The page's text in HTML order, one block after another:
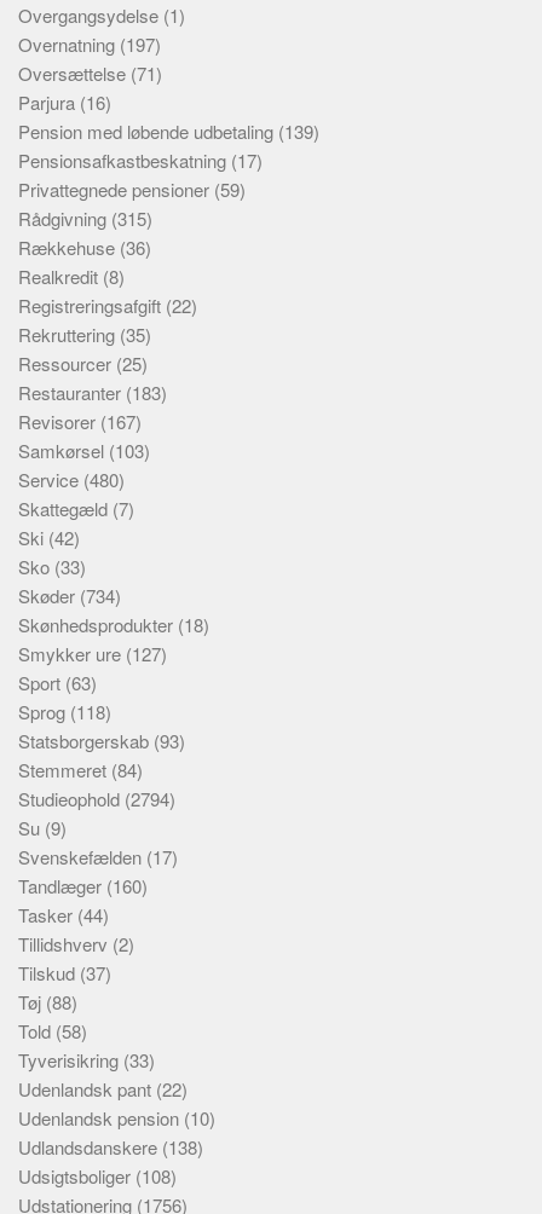
Overgangsydelse (1)
Overnatning (197)
Oversættelse (71)
Parjura (16)
Pension med løbende udbetaling (139)
Pensionsafkastbeskatning (17)
Privattegnede pensioner (59)
Rådgivning (315)
Rækkehuse (36)
Realkredit (8)
Registreringsafgift (22)
Rekruttering (35)
Ressourcer (25)
Restauranter (183)
Revisorer (167)
Samkørsel (103)
Service (480)
Skattegæld (7)
Ski (42)
Sko (33)
Skøder (734)
Skønhedsprodukter (18)
Smykker ure (127)
Sport (63)
Sprog (118)
Statsborgerskab (93)
Stemmeret (84)
Studieophold (2794)
Su (9)
Svenskefælden (17)
Tandlæger (160)
Tasker (44)
Tillidshverv (2)
Tilskud (37)
Tøj (88)
Told (58)
Tyverisikring (33)
Udenlandsk pant (22)
Udenlandsk pension (10)
Udlandsdanskere (138)
Udsigtsboliger (108)
Udstationering (1756)